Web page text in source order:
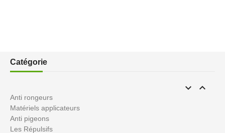
Catégorie
 
Anti rongeurs
Matériels applicateurs
Anti pigeons
Les Répulsifs